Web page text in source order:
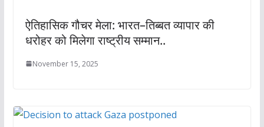
ऐतिहासिक गौचर मेला: भारत–तिब्बत व्यापार की
धरोहर को मिलेगा राष्ट्रीय सम्मान..
November 15, 2025